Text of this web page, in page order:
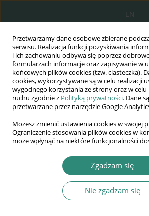
Przetwarzamy dane osobowe zbierane
serwisu. Realizacja funkcji pozyskiwania
i ich zachowaniu odbywa się poprzez
formularzach informacje oraz zapisywanie w
końcowych plików cookies (tzw. ciasteczka).
cookies, wykorzystywane są w celu realizacji
wygodnego korzystania ze strony oraz w
ruchu zgodnie z Polityką prywatności. Dane
przetwarzane przez narzędzie Google
Możesz zmienić ustawienia cookies w swojej
Ograniczenie stosowania plików cookies w
może wpłynąć na niektóre funkcjonalności
Zgadzam się
Nie zgadzam się
EN
Wydawnictwo
AWSGE
Akademia Nauk Stosowanych
WSGE
im. Alcide De Gasperi
Mariola
Wychowanie fizyczne w